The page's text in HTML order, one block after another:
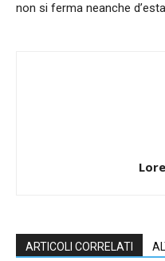
non si ferma neanche
ARTICOLI CORRELATI